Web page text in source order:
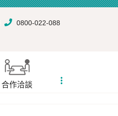
0800-022-088
合作洽談